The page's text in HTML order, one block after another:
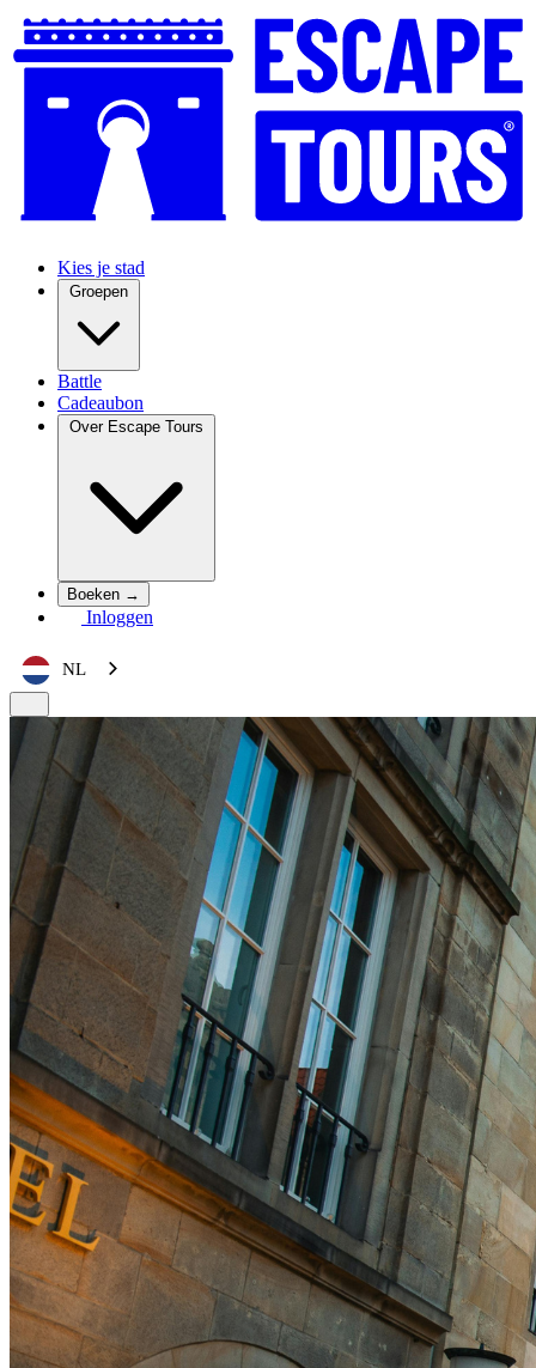
Kies je stad
Groepen
Battle
Cadeaubon
Over Escape Tours
Boeken →
Inloggen
NL